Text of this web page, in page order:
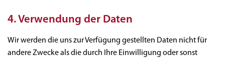
4. Verwendung der Daten
Wir werden die uns zur Verfügung gestellten Daten nicht für
andere Zwecke als die durch Ihre Einwilligung oder sonst